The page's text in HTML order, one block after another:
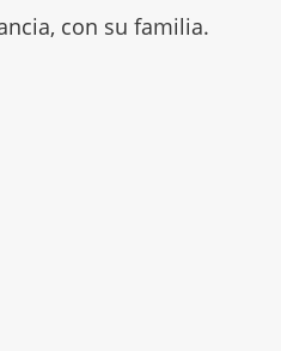
con su familia.